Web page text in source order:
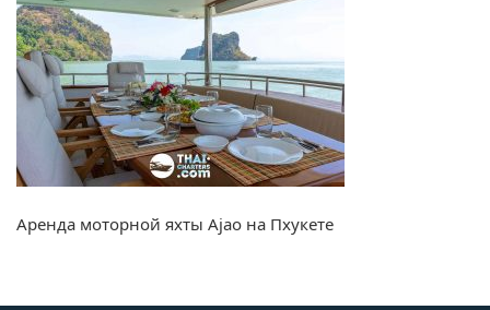
Аренда моторной яхты Ajao на Пхукете